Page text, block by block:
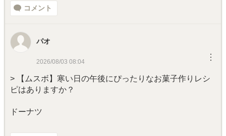
コメント
パオ
2026/08/03 08:04 ︙
> 【ムスボ】寒い日の午後にぴったりなお菓子作りレシ
ピはありますか？
ドーナツ